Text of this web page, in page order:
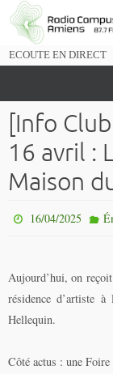
Passer
vers
ECOUTE EN DIRECT
[Info
16 avril :
Maison
16/04/2025
Aujourd’hui, on
résidence d’artiste
Hellequin.
Côté actus : une